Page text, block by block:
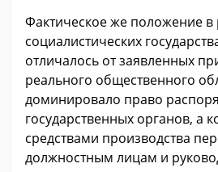
Фактическое же положение в
социалистических
отличалось от заявленных
реального общественного
доминировало право
государственных органов, а
средствами производства
должностным лицам и